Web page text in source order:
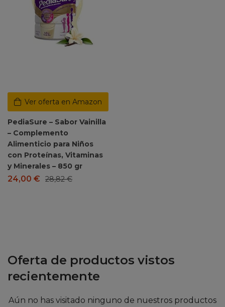
Ver oferta en Amazon
PediaSure – Sabor Vainilla
– Complemento
Alimenticio para Niños
con Proteínas, Vitaminas
y Minerales – 850 gr
24,00 € 28,82€
Oferta de productos vistos
recientemente
Aún no has visitado ninguno de nuestros productos